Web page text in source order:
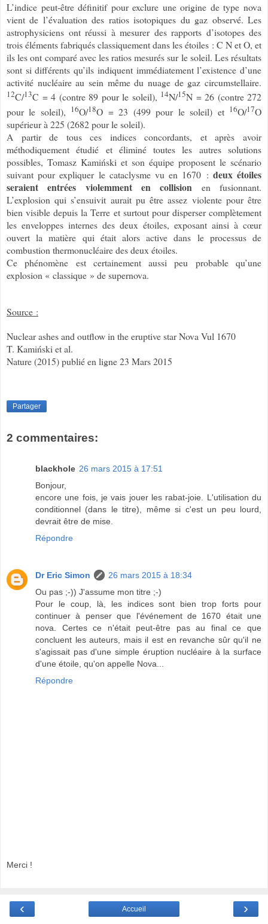
L’indice peut-être définitif pour exclure une origine de type nova
vient de l’évaluation des ratios isotopiques du gaz observé. Les
astrophysiciens ont réussi à mesurer des rapports d’isotopes des
trois éléments fabriqués classiquement dans les étoiles : C N et O, et
ils les ont comparé avec les ratios mesurés sur le soleil. Les résultats
sont si différents qu’ils indiquent immédiatement l’existence d’une
activité nucléaire au sein même du nuage de gaz circumstellaire.
12C/13C = 4 (contre 89 pour le soleil), 14N/15N = 26 (contre 272
pour le soleil),
16O/18O = 23 (499 pour le soleil) et 16O/17O
supérieur à 225 (2682 pour le soleil).
A partir de tous ces indices concordants, et après avoir
méthodiquement étudié et éliminé toutes les autres solutions
possibles, Tomasz Kamiński et son équipe proposent le scénario
suivant pour expliquer le cataclysme vu en 1670 : deux étoiles
seraient entrées violemment en collision en fusionnant.
L’explosion qui s’ensuivit aurait pu être assez violente pour être
bien visible depuis la Terre et surtout pour disperser complètement
les enveloppes internes des deux étoiles, exposant ainsi à cœur
ouvert la matière qui était alors active dans le processus de
combustion thermonucléaire des deux étoiles.
Ce phénomène est certainement aussi peu probable qu’une
explosion « classique » de supernova.
Source :
Nuclear ashes and outflow in the eruptive star Nova Vul 1670
T. Kamiński et al.
Nature (2015) publié en ligne 23 Mars 2015
Partager
2 commentaires:
blackhole 26 mars 2015 à 17:51
Bonjour,
encore une fois, je vais jouer les rabat-joie. L'utilisation du
conditionnel (dans le titre), même si c'est un peu lourd,
devrait être de mise.
Répondre
Dr Eric Simon
26 mars 2015 à 18:34
Ou pas ;-)) J'assume mon titre ;-)
Pour le coup, là, les indices sont bien trop forts pour
continuer à penser que l'événement de 1670 était une
nova. Certes ce n'était peut-être pas au final ce que
concluent les auteurs, mais il est en revanche sûr qu'il ne
s'agissait pas d'une simple éruption nucléaire à la surface
d'une étoile, qu'on appelle Nova...
Répondre
Merci !
‹ ›
Accueil